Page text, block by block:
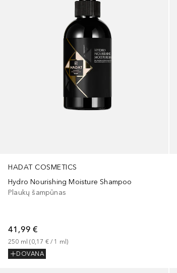
HADAT COSMETICS
Hydro Nourishing Moisture Shampoo
Plaukų šampūnas
41,99 €
250 ml (0,17 € / 1 ml)
DOVANA